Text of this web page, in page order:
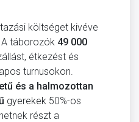
költséget kivéve
táborozók 49 000
étkezést és
turnusokon.
és a halmozottan
gyerekek 50%-os
részt a